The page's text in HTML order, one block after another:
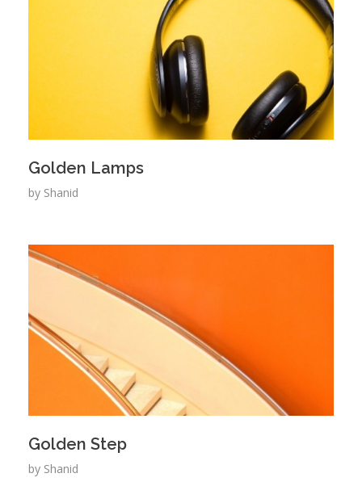
Golden Lamps
by Shanid
Golden Step
by Shanid